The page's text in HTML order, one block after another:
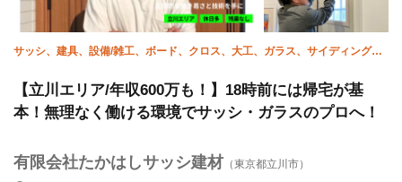
サッシ、建具、設備/雑工、ボード、クロス、大工、ガラス、サイディング、
【立川エリア/年収600万も！】18時前には帰宅が基
本！無理なく働ける環境でサッシ・ガラスのプロへ！
有限会社たかはしサッシ建材 （東京都立川市）